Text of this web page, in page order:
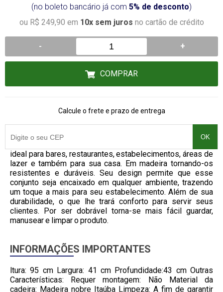
(no boleto bancário já com 5% de desconto)
ou R$ 249,90 em 10x sem juros no cartão de crédito
- +
COMPRAR
Calcule o frete e prazo de entrega
OK
ideal para bares, restaurantes, estabelecimentos, áreas de
lazer e também para sua casa. Em madeira tornando-os
resistentes e duráveis. Seu design permite que esse
conjunto seja encaixado em qualquer ambiente, trazendo
um toque a mais para seu estabelecimento. Além de sua
durabilidade, o que lhe trará conforto para servir seus
clientes. Por ser dobrável torna-se mais fácil guardar,
manusear e limpar o produto.
INFORMAÇÕES IMPORTANTES
ltura: 95 cm Largura: 41 cm Profundidade:43 cm Outras
Características: Requer montagem: Não Material da
cadeira: Madeira nobre Itaúba Limpeza: A fim de garantir